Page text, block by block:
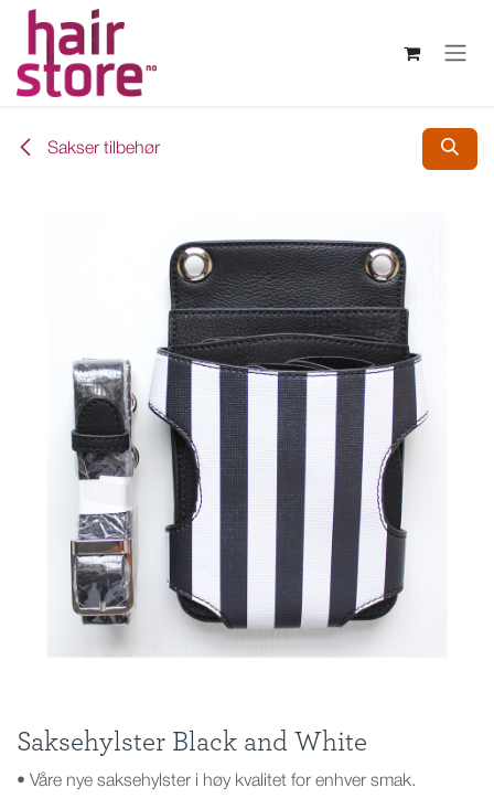
Skip to Content
Sakser tilbehør
Saksehylster Black and White
• Våre nye saksehylster i høy kvalitet for enhver smak.